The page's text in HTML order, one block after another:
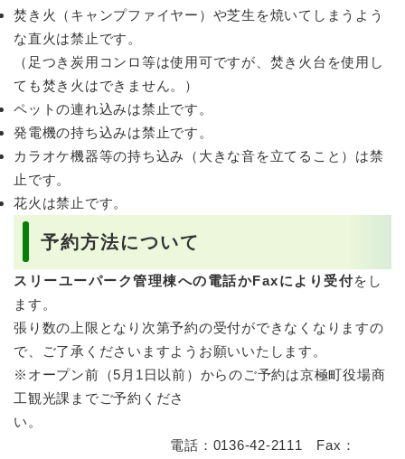
焚き火（キャンプファイヤー）や芝生を焼いてしまうよう
な直火は禁止です。
（足つき炭用コンロ等は使用可ですが、焚き火台を使用し
ても焚き火はできません。）
ペットの連れ込みは禁止です。
発電機の持ち込みは禁止です。
カラオケ機器等の持ち込み（大きな音を立てること）は禁
止です。
花火は禁止です。
予約方法について
スリーユーパーク管理棟への電話かFaxにより受付をし
ます。
張り数の上限となり次第予約の受付ができなくなりますの
で、ご了承くださいますようお願いいたします。
※オープン前（5月1日以前）からのご予約は京極町役場商
工観光課までご予約くださ
い。
電話：0136-42-2111 Fax：